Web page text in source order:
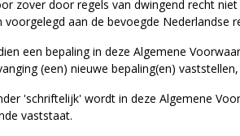
zover door regels van dwingend recht
voorgelegd aan de bevoegde Nederlandse
een bepaling in deze Algemene
(een) nieuwe bepaling(en)
'schriftelijk' wordt in deze Algemene
vaststaat.